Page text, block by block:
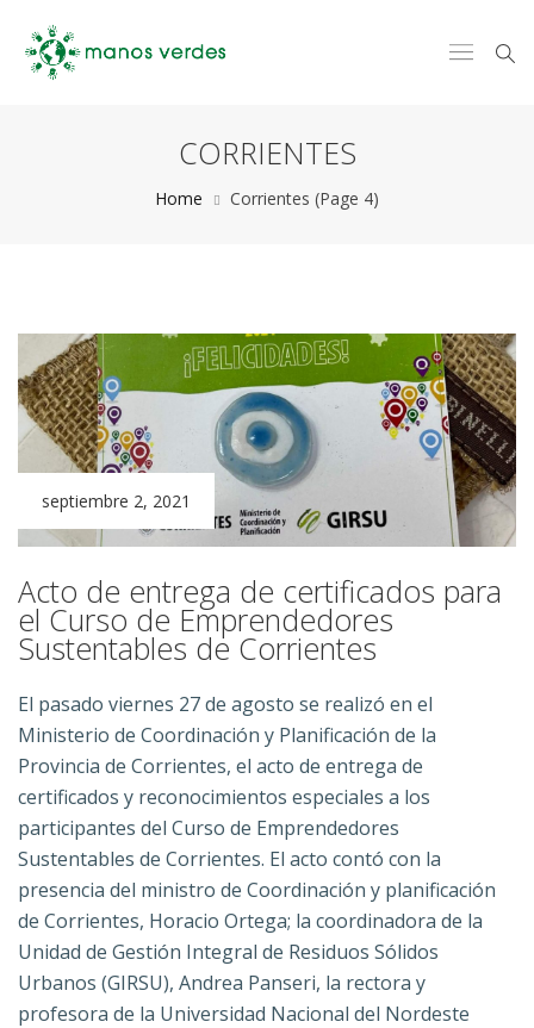
CORRIENTES
Home Corrientes (Page 4)
septiembre 2, 2021
Acto de entrega de certificados para
el Curso de Emprendedores
Sustentables de Corrientes
El pasado viernes 27 de agosto se realizó en el
Ministerio de Coordinación y Planificación de la
Provincia de Corrientes, el acto de entrega de
certificados y reconocimientos especiales a los
participantes del Curso de Emprendedores
Sustentables de Corrientes. El acto contó con la
presencia del ministro de Coordinación y planificación
de Corrientes, Horacio Ortega; la coordinadora de la
Unidad de Gestión Integral de Residuos Sólidos
Urbanos (GIRSU), Andrea Panseri, la rectora y
profesora de la Universidad Nacional del Nordeste